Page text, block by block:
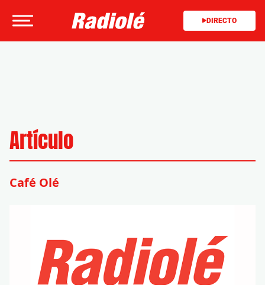
DIRECTO
Artículo
Café Olé